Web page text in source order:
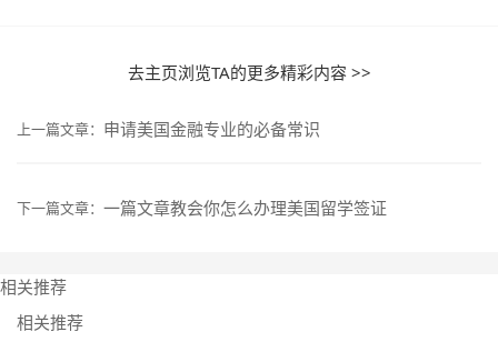
去主页浏览TA的更多精彩内容 >>
上一篇文章： 申请美国金融专业的必备常识
下一篇文章： 一篇文章教会你怎么办理美国留学签证
相关推荐
相关推荐